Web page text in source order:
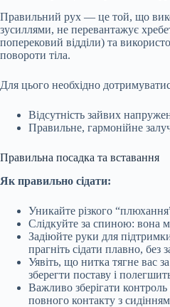
Правильний рух — це той, що
зусиллями, не перевантажує
поперековий відділи) та
повороти тіла.
Для цього необхідно
Відсутність зайвих
Правильне, гармонійне
Правильна посадка та вставання
Як правильно сідати:
Уникайте різкого
Слідкуйте за спиною: вона
Задіюйте руки для
прагніть сідати плавно, без
Уявіть, що нитка тягне вас
зберегти поставу і
Важливо зберігати
повного контакту з